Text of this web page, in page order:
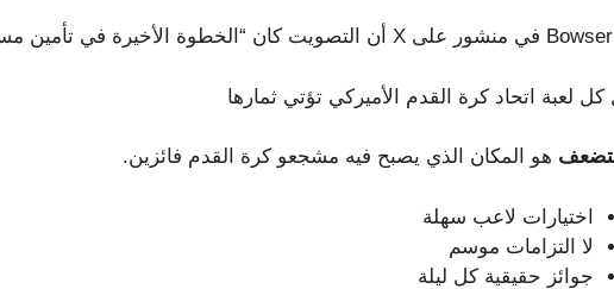
كل لعبة اتحاد كرة القدم الأميركي تؤتي ثمارها
هو المكان الذي يصبح فيه مشجعو كرة القدم فائزين.
اختيارات لاعب سهلة
لا التزامات موسم
جوائز حقيقية كل ليلة